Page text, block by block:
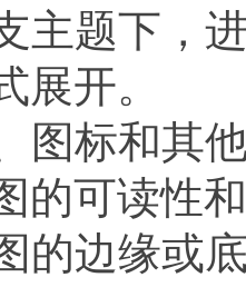
主题下，
展开。
图标和其
的可读性
的边缘或